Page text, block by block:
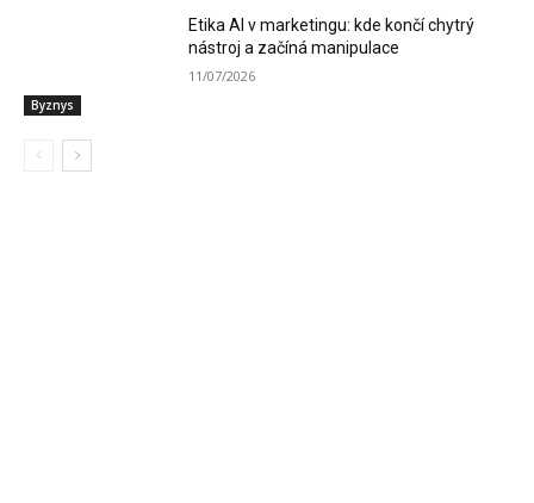
Byznys
Etika AI v marketingu: kde končí chytrý
nástroj a začíná manipulace
11/07/2026